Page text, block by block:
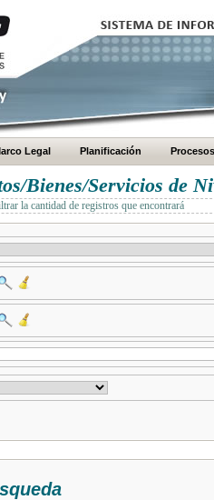
Legal Planificación Procesos
Bienes/Servicios de
la cantidad de registros que encontrará